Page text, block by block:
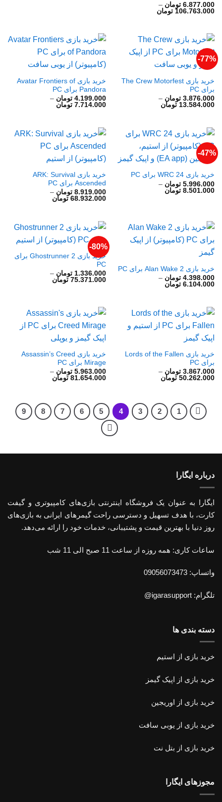
6.877.000 تومان –
106.763.000 تومانمحدوده
106.763.000 تومان
77%-
خرید بازی The Crew Motorfest
برای PC
3.876.000 تومان –
13.584.000 تومانمحدوده
13.584.000 تومان
خرید بازی Avatar Frontiers of
Pandora برای PC
4.199.000 تومان –
7.714.000 تومانمحدوده
7.714.000 تومان
47%-
خرید بازی WRC 24 برای PC
5.996.000 تومان –
8.501.000 تومانمحدوده
خرید بازی ARK: Survival
Ascended برای PC
8.919.000 تومان –
68.932.000 تومانمحدوده
68.932.000 تومان
خرید بازی Alan Wake 2 برای PC
4.398.000 تومان –
6.104.000 تومانمحدوده
6.104.000 تومان
80%-
خرید بازی Ghostrunner 2 برای
PC
1.336.000 تومان –
75.371.000 تومانمحدوده
خرید بازی Lords of the Fallen
برای PC
3.867.000 تومان –
50.262.000 تومانمحدوده
50.262.000 تومان
خرید بازی Assassin’s Creed
Mirage برای PC
5.963.000 تومان –
81.654.000 تومانمحدوده
81.654.000 تومان
1
2
3
4
5
6
7
8
9
درباره ایگارا
ایگارا به عنوان یک فروشگاه اینترنتی بازی‌های کامپیوتری و گیفت
کارت، با هدف تسهیل و دسترسی راحت گیمرهای ایرانی به بازی‌های
روز دنیا با بهترین قیمت و پشتیبانی، خدمات خود را ارائه می‌دهد.
ساعات کاری: همه روزه از ساعت 11 صبح الی 11 شب
واتساپ: 09056073473
تلگرام: igarasupport@
دسته بندی ها
خرید بازی از استیم
خرید بازی از اپیک گیمز
خرید بازی از اوریجین
خرید بازی از یوبی سافت
خرید بازی از بتل نت
مجوزهای ایگارا